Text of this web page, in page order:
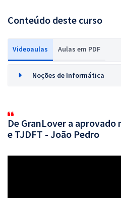
Conteúdo deste curso
Videoaulas Aulas em PDF
Noções de Informática
De GranLover a aprovado
e TJDFT - João Pedro